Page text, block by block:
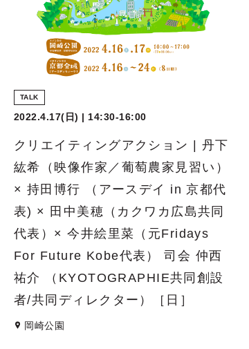
TALK
2022.4.17(日) | 14:30-16:00
クリエイティングアクション | 丹下
紘希（映像作家／葡萄農家見習い）
× 持田博行 （アースデイ in 京都代
表) × 田中美穂（カクワカ広島共同
代表）× 今井絵里菜（元Fridays
For Future Kobe代表） 司会 仲西
祐介 （KYOTOGRAPHIE共同創設
者/共同ディレクター）［日］
岡崎公園